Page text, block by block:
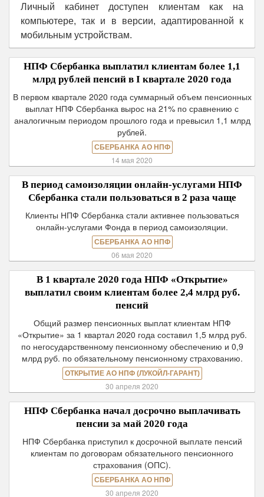
Личный кабинет доступен клиентам как на
компьютере, так и в версии, адаптированной к
мобильным устройствам.
НПФ Сбербанка выплатил клиентам более 1,1
млрд рублей пенсий в I квартале 2020 года
В первом квартале 2020 года суммарный объем пенсионных
выплат НПФ Сбербанка вырос на 21% по сравнению с
аналогичным периодом прошлого года и превысил 1,1 млрд
рублей.
СБЕРБАНКА АО НПФ
14 мая 2020
В период самоизоляции онлайн-услугами НПФ
Сбербанка стали пользоваться в 2 раза чаще
Клиенты НПФ Сбербанка стали активнее пользоваться
онлайн-услугами Фонда в период самоизоляции.
СБЕРБАНКА АО НПФ
06 мая 2020
В 1 квартале 2020 года НПФ «Открытие»
выплатил своим клиентам более 2,4 млрд руб.
пенсий
Общий размер пенсионных выплат клиентам НПФ
«Открытие» за 1 квартал 2020 года составил 1,5 млрд руб.
по негосударственному пенсионному обеспечению и 0,9
млрд руб. по обязательному пенсионному страхованию.
ОТКРЫТИЕ АО НПФ (ЛУКОЙЛ-ГАРАНТ)
30 апреля 2020
НПФ Сбербанка начал досрочно выплачивать
пенсии за май 2020 года
НПФ Сбербанка приступил к досрочной выплате пенсий
клиентам по договорам обязательного пенсионного
страхования (ОПС).
СБЕРБАНКА АО НПФ
30 апреля 2020